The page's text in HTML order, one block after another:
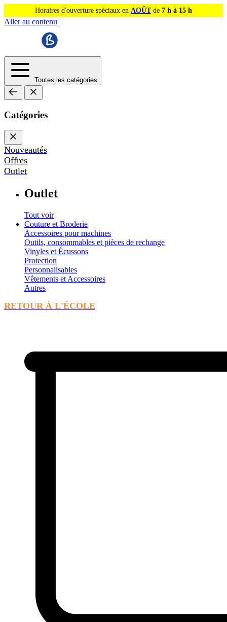
Horaires d'ouverture spéciaux en AOÛTde 7 h à 15 h
Aller au contenu
Toutes les catégories
Catégories
Nouveautés
Offres
Outlet
Outlet
Tout voir
Couture et Broderie
Accessoires pour machines
Outils, consommables et pièces de rechange
Vinyles et Écussons
Protection
Personnalisables
Vêtements et Accessoires
Autres
RETOUR À L'ÉCOLE